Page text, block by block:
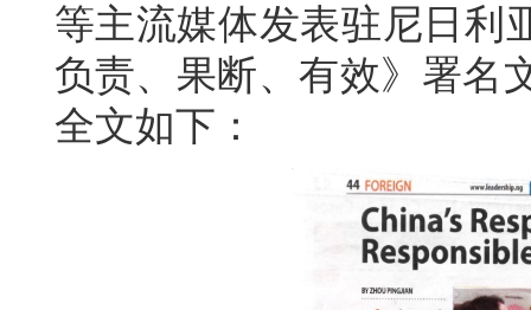
等主流媒体发表驻尼日利
负责、果断、有效》署名
全文如下：